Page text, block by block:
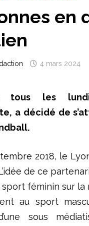
en
4 mars 2024
tous les
a décidé de
2018, le
L’idée de ce
féminin sur la
au sport
sous